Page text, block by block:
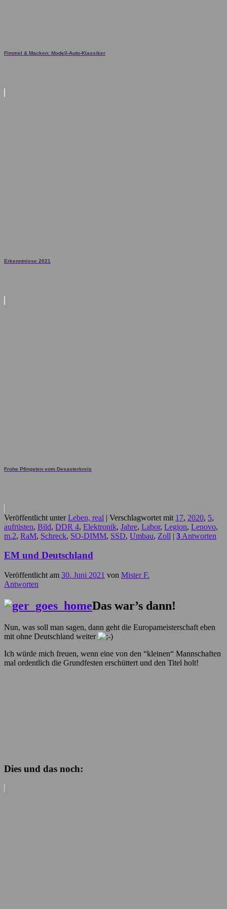
Fimmel & Macken: Modell-Auto-Klassiker
Erkenntnisse 2021
Frohe Pfingsten vom Desasterkreis
Veröffentlicht unter Leben, real | Verschlagwortet mit 17, 2020, 5,
aufrüsten, Bild, DDR 4, Elektronik, Jahre, Labor, Legion, Lenovo,
m.2, RaM, Schreck, SO-DIMM, SSD, Umbau, Zoll | 3 Antworten
EM und Deutschland
Veröffentlicht am 30. Juni 2021 von Mister F.
Antworten
Das war’s dann!
Nun, was soll man sagen, dann geht die Europameisterschaft eben
mit ohne Deutschland weiter
Ich würde mich freuen, wenn eine von den “kleinen“ Mannschaften
mal ordentlich die Grundfesten erschüttert und den Titel holt!
Dies und das noch: